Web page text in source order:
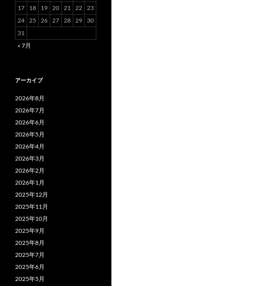
17
18 19 20 21 22 23
24 25 26 27 28 29
30
31
« 7月
アーカイブ
2026年8月
2026年7月
2026年6月
2026年5月
2026年4月
2026年3月
2026年2月
2026年1月
2025年12月
2025年11月
2025年10月
2025年9月
2025年8月
2025年7月
2025年6月
2025年5月